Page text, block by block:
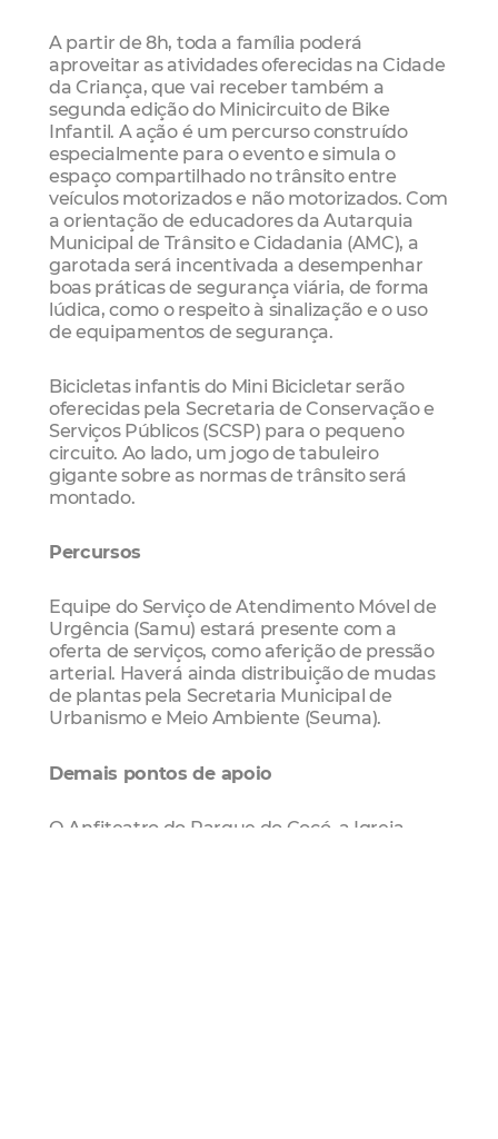
A partir de 8h, toda a família poderá
aproveitar as atividades oferecidas na Cidade
da Criança, que vai receber também a
segunda edição do Minicircuito de Bike
Infantil. A ação é um percurso construído
especialmente para o evento e simula o
espaço compartilhado no trânsito entre
veículos motorizados e não motorizados. Com
a orientação de educadores da Autarquia
Municipal de Trânsito e Cidadania (AMC), a
garotada será incentivada a desempenhar
boas práticas de segurança viária, de forma
lúdica, como o respeito à sinalização e o uso
de equipamentos de segurança.
Bicicletas infantis do Mini Bicicletar serão
oferecidas pela Secretaria de Conservação e
Serviços Públicos (SCSP) para o pequeno
circuito. Ao lado, um jogo de tabuleiro
gigante sobre as normas de trânsito será
montado.
Percursos
Equipe do Serviço de Atendimento Móvel de
Urgência (Samu) estará presente com a
oferta de serviços, como aferição de pressão
arterial. Haverá ainda distribuição de mudas
de plantas pela Secretaria Municipal de
Urbanismo e Meio Ambiente (Seuma).
Demais pontos de apoio
O Anfiteatro do Parque do Cocó, a Igreja